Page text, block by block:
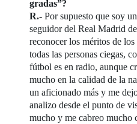
gradas”?
R.- Por supuesto que soy
seguidor del Real Madrid
reconocer los méritos de
todas las personas ciegas,
fútbol es en radio, aunque
mucho en la calidad de la
un aficionado más y me
analizo desde el punto de
mucho y me cabreo mucho